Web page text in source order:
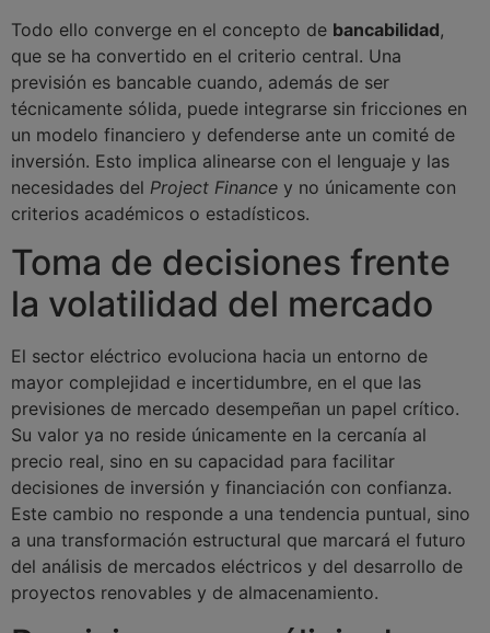
Todo ello converge en el concepto de bancabilidad,
que se ha convertido en el criterio central. Una
previsión es bancable cuando, además de ser
técnicamente sólida, puede integrarse sin fricciones en
un modelo financiero y defenderse ante un comité de
inversión. Esto implica alinearse con el lenguaje y las
necesidades del Project Finance y no únicamente con
criterios académicos o estadísticos.
Toma de decisiones frente
la volatilidad del mercado
El sector eléctrico evoluciona hacia un entorno de
mayor complejidad e incertidumbre, en el que las
previsiones de mercado desempeñan un papel crítico.
Su valor ya no reside únicamente en la cercanía al
precio real, sino en su capacidad para facilitar
decisiones de inversión y financiación con confianza.
Este cambio no responde a una tendencia puntual, sino
a una transformación estructural que marcará el futuro
del análisis de mercados eléctricos y del desarrollo de
proyectos renovables y de almacenamiento.